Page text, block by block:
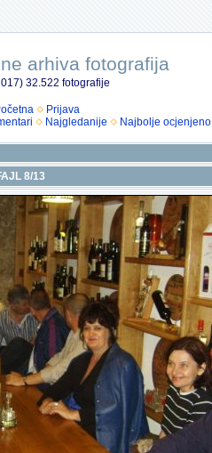
arhiva fotografija
32.522 fotografije
Prijava
Najgledanije Najbolje ocjenjeno
8/13